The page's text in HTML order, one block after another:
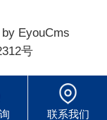
EyouCms
号
联系我们